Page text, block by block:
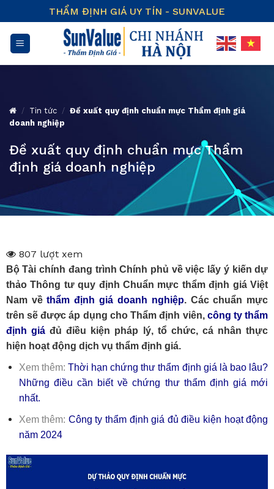
to
content
THẨM ĐỊNH GIÁ UY TÍN - SUNVALUE
/ Tin tức / Đề xuất quy định chuẩn mực Thẩm định giá
doanh nghiệp
Đề xuất quy định chuẩn mực Thẩm
định giá doanh nghiệp
807 lượt xem
Bộ Tài chính đang trình Chính phủ về việc lấy ý kiến dự
thảo Thông tư quy định Chuẩn mực thẩm định giá Việt
Nam vềthẩm định giá doanh nghiệp. Các chuẩn mực
trên sẽ được áp dụng cho Thẩm định viên, công ty thẩm
định giáđủ điều kiện pháp lý, tổ chức, cá nhân thực
hiện hoạt động dịch vụ thẩm định giá.
Xem thêm: Thời hạn chứng thư thẩm định giá là bao lâu?
Những điều cần biết về chứng thư thẩm định giá mới
nhất.
Xem thêm: Công ty thẩm định giá đủ điều kiện hoạt động
năm 2024